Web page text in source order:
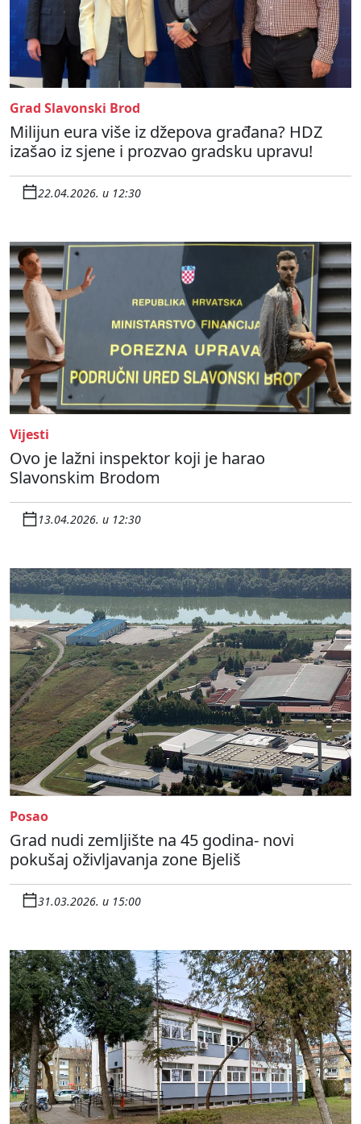
Grad Slavonski Brod
Milijun eura više iz džepova građana? HDZ
izašao iz sjene i prozvao gradsku upravu!
22.04.2026. u 12:30
Vijesti
Ovo je lažni inspektor koji je harao
Slavonskim Brodom
13.04.2026. u 12:30
Posao
Grad nudi zemljište na 45 godina- novi
pokušaj oživljavanja zone Bjeliš
31.03.2026. u 15:00